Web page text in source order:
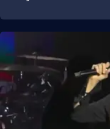
CALABRIAVISIONE
Destinazioni
Eventi
Food